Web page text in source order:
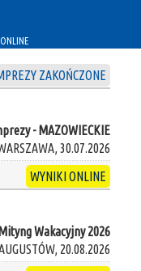
ONLINE
ZAKOŃCZONE
- MAZOWIECKIE
30.07.2026
WYNIKI ONLINE
Wakacyjny 2026
20.08.2026